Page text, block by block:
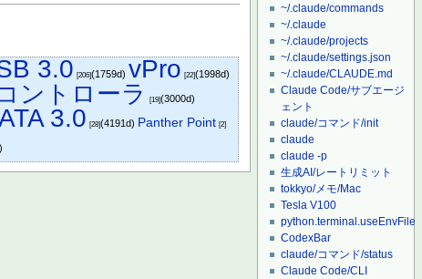
3.0 [206](1759d) vPro [22](1998d)
ントローラ [19](3000d)
3.0 [28](4191d) Panther Point [2]
~/.claude/commands
~/.claude
~/.claude/projects
~/.claude/settings.json
~/.claude/CLAUDE.md
Claude Code/サブエージ
ェント
claude/コマンド/init
claude
claude -p
生成AI/レートリミット
tokkyo/メモ/Mac
Tesla V100
python.terminal.useEnvFile
CodexBar
claude/コマンド/status
Claude Code/CLI